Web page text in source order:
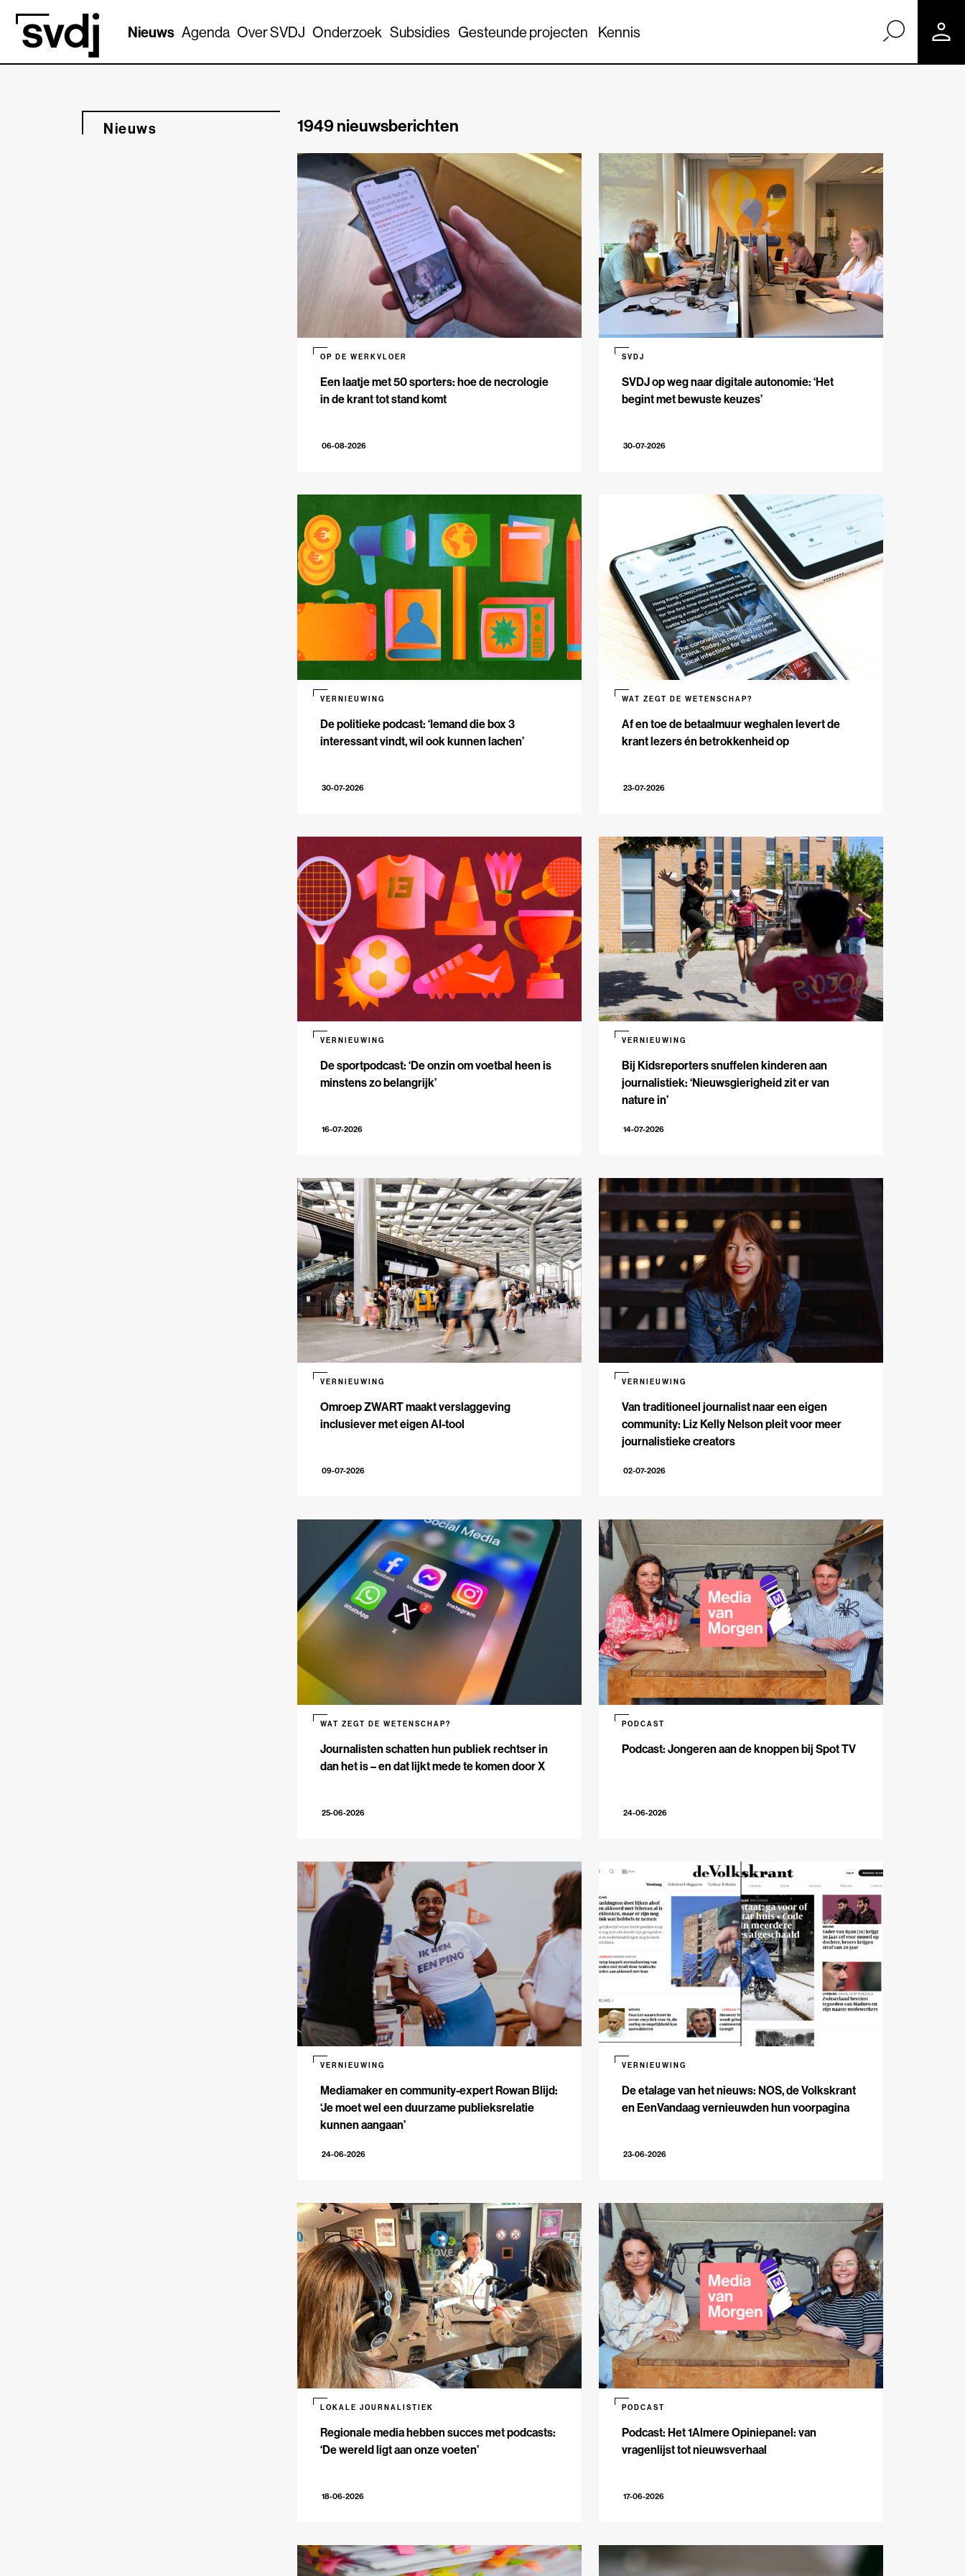
Naar hoofdinhoud
Nieuws Agenda Over SVDJ Onderzoek Subsidies Gesteunde projecten Kennis
Nieuws 1949 nieuwsberichten
Een laatje met 50 sporters: hoe de necrologie
in de krant tot stand komt
OP DE WERKVLOER
06-08-2026
SVDJ op weg naar digitale autonomie: ‘Het
begint met bewuste keuzes’
SVDJ
30-07-2026
De politieke podcast: ‘Iemand die box 3
interessant vindt, wil ook kunnen lachen’
VERNIEUWING
30-07-2026
Af en toe de betaalmuur weghalen levert de
krant lezers én betrokkenheid op
WAT ZEGT DE WETENSCHAP?
23-07-2026
De sportpodcast: ‘De onzin om voetbal heen is
minstens zo belangrijk’
VERNIEUWING
16-07-2026
Bij Kidsreporters snuffelen kinderen aan
journalistiek: ‘Nieuwsgierigheid zit er van
nature in’
VERNIEUWING
14-07-2026
Omroep ZWART maakt verslaggeving
inclusiever met eigen AI-tool
VERNIEUWING
09-07-2026
Van traditioneel journalist naar een eigen
community: Liz Kelly Nelson pleit voor meer
journalistieke creators
VERNIEUWING
02-07-2026
Journalisten schatten hun publiek rechtser in
dan het is – en dat lijkt mede te komen door X
WAT ZEGT DE WETENSCHAP?
25-06-2026
Podcast: Jongeren aan de knoppen bij Spot TV
PODCAST
24-06-2026
Mediamaker en community-expert Rowan Blijd:
‘Je moet wel een duurzame publieksrelatie
kunnen aangaan’
VERNIEUWING
24-06-2026
De etalage van het nieuws: NOS, de Volkskrant
en EenVandaag vernieuwden hun voorpagina
VERNIEUWING
23-06-2026
Regionale media hebben succes met podcasts:
‘De wereld ligt aan onze voeten’
LOKALE JOURNALISTIEK
18-06-2026
Podcast: Het 1Almere Opiniepanel: van
vragenlijst tot nieuwsverhaal
PODCAST
17-06-2026